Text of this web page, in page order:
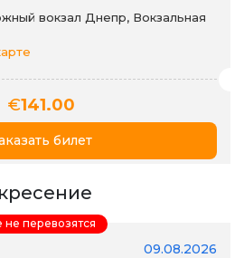
вокзал Днепр, Вокзальная
€141.00
билет
09.08.2026
перевозятся